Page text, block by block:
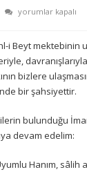
İmam
Sadık
(a.s.)’dan
özlü
sözler
-2-
için
yorumlar kapalı
i Beyt mektebinin
bizlere
bir şahsiyettir.
bulunduğu
devam edelim:
Hanım, sâlih